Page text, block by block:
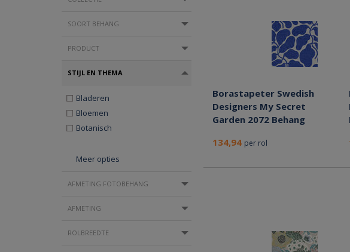
Borastapeter Swedish
Designers My Secret
Garden 2072 Behang
134,94 per rol
SOORT BEHANG
PRODUCT
STIJL EN THEMA
Bladeren
Bloemen
Botanisch
Meer opties
AFMETING FOTOBEHANG
AFMETING
ROLBREEDTE